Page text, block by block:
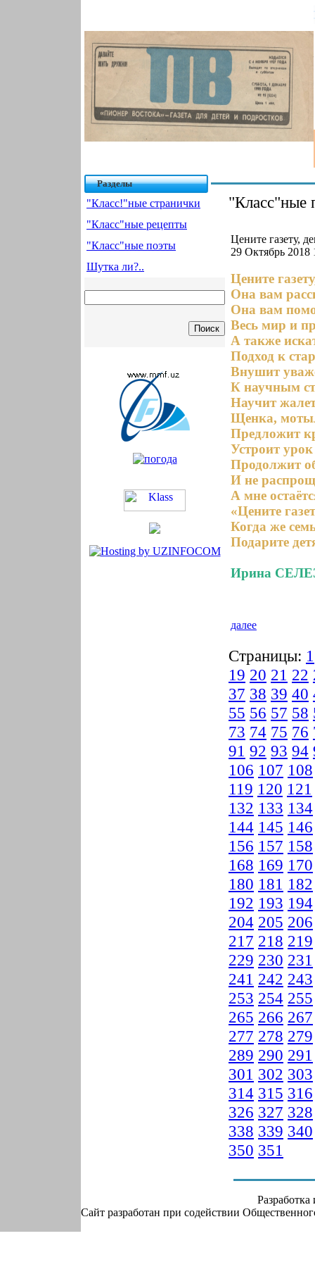
Разделы
"Класс!"ные странички
"Класс"ные рецепты
"Класс"ные поэты
Шутка ли?..
"Класс"ные
Цените газету,
29 Октябрь 2018
Цените
Она вам
Она вам
Весь мир и
А также
Подход к
Внушит
К научным
Научит
Щенка,
Предложит
Устроит
Продолжит
И не
А мне
«Цените
Когда же
Подарите
Ирина
далее
Страницы: 1
19 20 21 22
37 38 39 40
55 56 57 58
73 74 75 76
91 92 93 94
106 107 108
119 120 121
132 133 134
144 145 146
156 157 158
168 169 170
180 181 182
192 193 194
204 205 206
217 218 219
229 230 231
241 242 243
253 254 255
265 266 267
277 278 279
289 290 291
301 302 303
314 315 316
326 327 328
338 339 340
350 351
Сайт разработан при содействии